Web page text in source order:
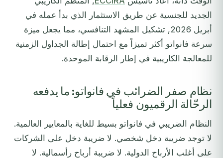
الجديد للجنسية عن طريق الاستثمار الذي بدأ عمله في
أبريل 2026, تشكيل المشهد التنافسي، مما يجعل ميزة
سرعة فانواتو أكثر تميزاً مع احتمال إطالة الجداول الزمنية
للمعالجة الكاريبية في إطار الرقابة الموحدة.
نظام صفر الضرائب في فانواتو: ما يدفعه
الرحّالة الرقميون فعلياً
النظام الضريبي في فانواتو بسيط للغاية بالمعايير العالمية.
لا توجد ضريبة دخل شخصي. لا ضريبة دخل على الشركات
على أغلب الأرباح الدولية. لا ضريبة أرباح رأسمالية. لا